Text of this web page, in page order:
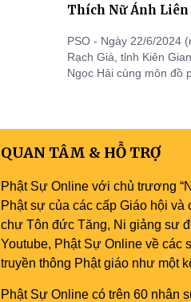
Thích Nữ Ánh
PSO - Ngày 22/6/2024
Rạch Giá, tỉnh Kiên
Ngọc Hải cùng môn đồ
QUAN TÂM & HỖ TRỢ
Phật Sự Online với chủ trương
Phật sự của các cấp Giáo hội
chư Tôn đức Tăng, Ni giảng sư
Youtube, Phật Sự Online về các
truyền thông Phật giáo như một
Phật Sự Online có trên 60 nhân